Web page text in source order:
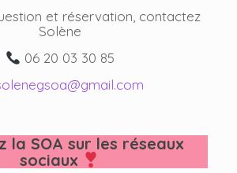
et réservation, contactez
Solène
06 20 03 30 85
la SOA sur les réseaux
sociaux